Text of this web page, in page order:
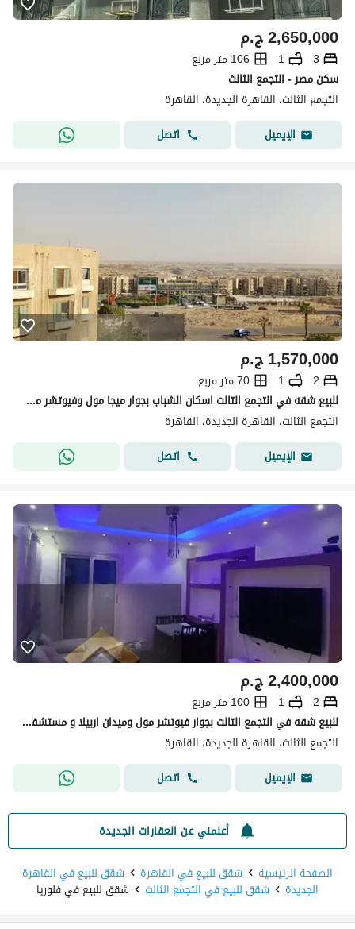
ج.م2,650,000
3
1
106 متر مربع
سكن مصر - التجمع الثالث
التجمع الثالث، القاهرة الجديدة، القاهرة
الإيميل
اتصل
ج.م1,570,000
2
1
70 متر مربع
للبيع شقه في التجمع التالت اسكان الشباب بجوار ميجا مول وفيوتشر مول ودقائق من الجامعه الالمانيه و مستشفى القاهره الجديده 10 دقائق من الجامعه الامريكيه وجامعه المستقبل وشارع التسعين
التجمع الثالث، القاهرة الجديدة، القاهرة
الإيميل
اتصل
ج.م2,400,000
2
1
100 متر مربع
للبيع شقه في التجمع التالت بجوار فيوتشر مول وميدان اربيلا و مستشفى القاهره الجديده و ميجا مول و الجامعه الالمانيه 10 دقائق من الجامعه الامريكيه و جامعه المستقبل وشارع التسعين
التجمع الثالث، القاهرة الجديدة، القاهرة
الإيميل
اتصل
أعلمني عن العقارات الجديدة
الصفحة الرئيسية
شقق للبيع في القاهرة شقق للبيع في القاهرة
الجديدة شقق للبيع في التجمع الثالث شقق للبيع في فلوريا